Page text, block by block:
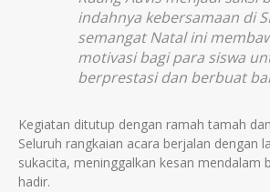
indahnya kebersamaan di
semangat Natal ini
motivasi bagi para siswa
berprestasi dan berbuat
Kegiatan ditutup dengan ramah tamah
Seluruh rangkaian acara berjalan dengan
sukacita, meninggalkan kesan mendalam
hadir.